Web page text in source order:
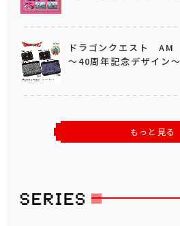
ドラゴンクエスト
～40周年記念デザイン～
もっと見る